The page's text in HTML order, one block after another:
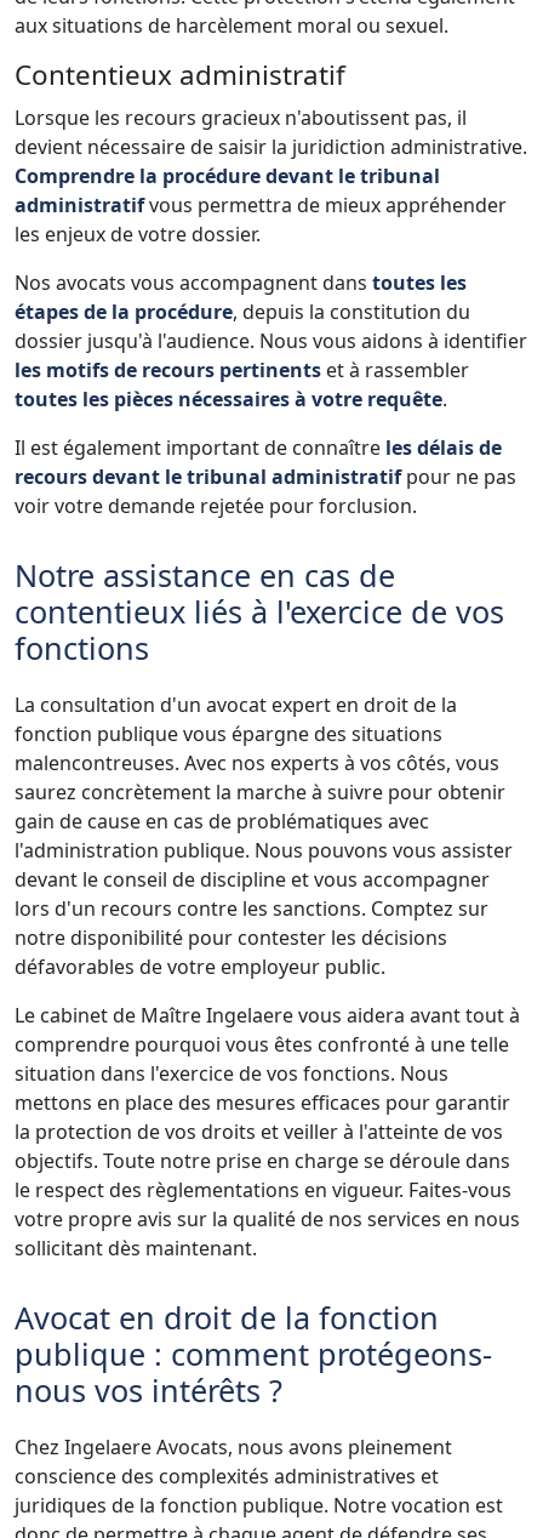
aux situations de harcèlement moral ou sexuel.
Contentieux administratif
Lorsque les recours gracieux n'aboutissent pas, il
devient nécessaire de saisir la juridiction administrative.
Comprendre la procédure devant le tribunal
administratifvous permettra de mieux appréhender
les enjeux de votre dossier.
Nos avocats vous accompagnent dans toutes les
étapes de la procédure, depuis la constitution du
dossier jusqu'à l'audience. Nous vous aidons à identifier
les motifs de recours pertinents et à rassembler
toutes les pièces nécessaires à votre requête.
Il est également important de connaître les délais de
recours devant le tribunal administratifpour ne pas
voir votre demande rejetée pour forclusion.
Notre assistance en cas de
contentieux liés à l'exercice de vos
fonctions
La consultation d'un avocat expert en droit de la
fonction publique vous épargne des situations
malencontreuses. Avec nos experts à vos côtés, vous
saurez concrètement la marche à suivre pour obtenir
gain de cause en cas de problématiques avec
l'administration publique. Nous pouvons vous assister
devant le conseil de discipline et vous accompagner
lors d'un recours contre les sanctions. Comptez sur
notre disponibilité pour contester les décisions
défavorables de votre employeur public.
Le cabinet de Maître Ingelaere vous aidera avant tout à
comprendre pourquoi vous êtes confronté à une telle
situation dans l'exercice de vos fonctions. Nous
mettons en place des mesures efficaces pour garantir
la protection de vos droits et veiller à l'atteinte de vos
objectifs. Toute notre prise en charge se déroule dans
le respect des règlementations en vigueur. Faites-vous
votre propre avis sur la qualité de nos services en nous
sollicitant dès maintenant.
Avocat en droit de la fonction
publique : comment protégeons-
nous vos intérêts ?
Chez Ingelaere Avocats, nous avons pleinement
conscience des complexités administratives et
juridiques de la fonction publique. Notre vocation est